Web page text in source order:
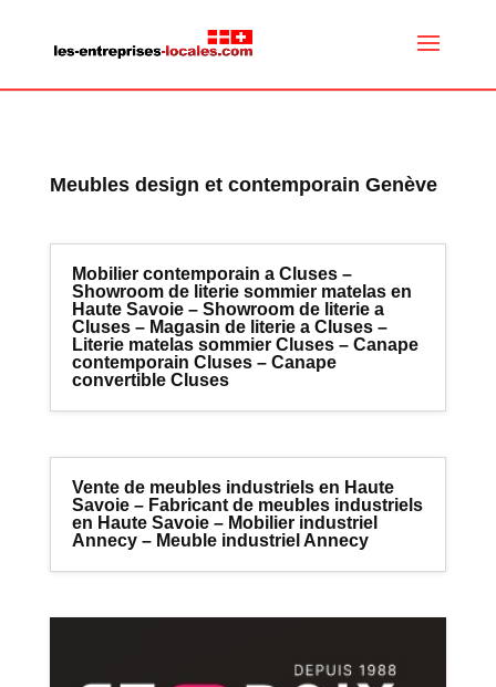
Meubles design et contemporain Genève
Mobilier contemporain a Cluses –
Showroom de literie sommier matelas en
Haute Savoie – Showroom de literie a
Cluses – Magasin de literie a Cluses –
Literie matelas sommier Cluses – Canape
contemporain Cluses – Canape
convertible Cluses
Vente de meubles industriels en Haute
Savoie – Fabricant de meubles industriels
en Haute Savoie – Mobilier industriel
Annecy – Meuble industriel Annecy